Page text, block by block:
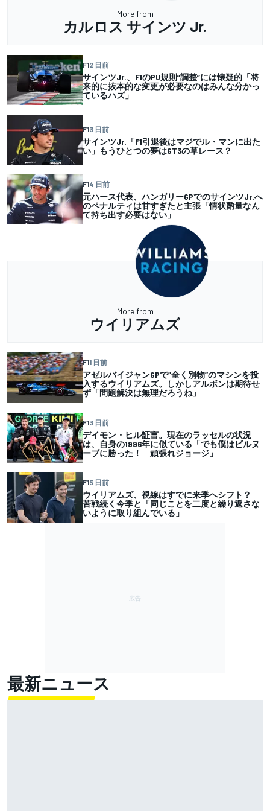
More from
カルロス サインツ Jr.
F12 日前
サインツJr.、F1のPU規則”調整”には懐疑的「将
来的に抜本的な変更が必要なのはみんな分かっ
ているハズ」
F13 日前
サインツJr.「F1引退後はマジでル・マンに出た
い」もうひとつの夢はGT3の草レース？
F14 日前
元ハース代表、ハンガリーGPでのサインツJr.へ
のペナルティは甘すぎたと主張「情状酌量なん
て持ち出す必要はない」
More from
ウイリアムズ
F11 日前
アゼルバイジャンGPで”全く別物”のマシンを投
入するウイリアムズ。しかしアルボンは期待せ
ず「問題解決は無理だろうね」
F13 日前
デイモン・ヒル証言。現在のラッセルの状況
は、自身の1996年に似ている「でも僕はビルヌ
ーブに勝った！ 頑張れジョージ」
F15 日前
ウイリアムズ、視線はすでに来季へシフト？
苦戦続く今季と「同じことを二度と繰り返さな
いように取り組んでいる」
最新ニュース